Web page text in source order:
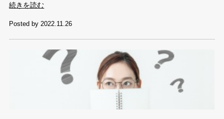
続きを読む
Posted by 2022.11.26